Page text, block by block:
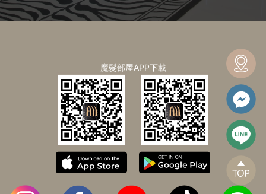
魔髮部屋APP下載